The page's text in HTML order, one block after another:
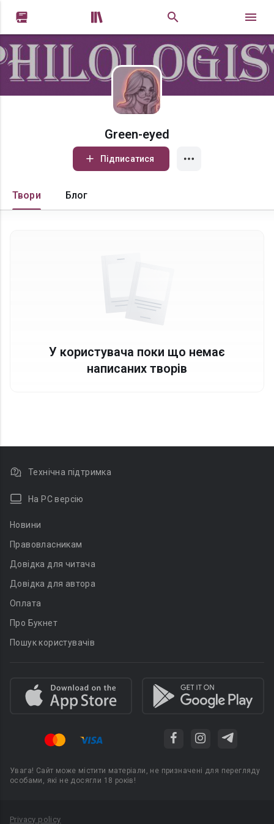
 
Green-eyed
Підписатися
Твори Блог
У користувача поки що немає
написаних творів
Технічна підтримка
На PC версію
Новини
Правовласникам
Довідка для читача
Довідка для автора
Оплата
Про Букнет
Пошук користувачів
Увага! Сайт може містити матеріали, не призначені для перегляду
особами, які не досягли 18 років!
Privacy policy